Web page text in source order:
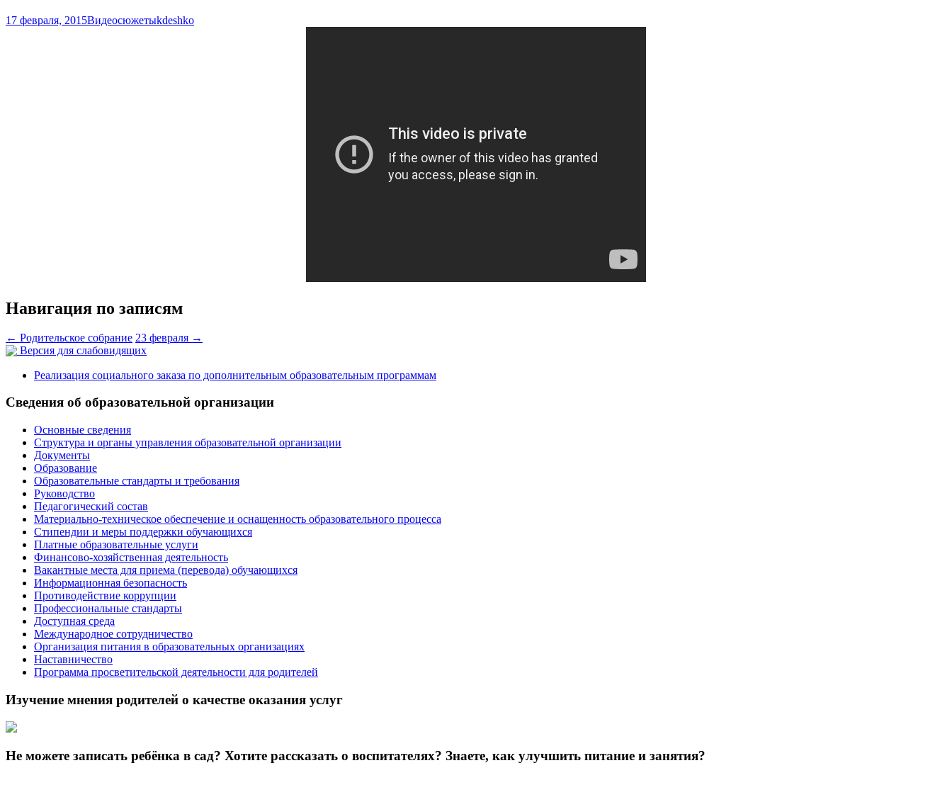
17 февраля, 2015Видеосюжетыkdeshko
Навигация по записям
← Родительское собрание 23 февраля →
Версия для слабовидящих
Реализация социального заказа по дополнительным образовательным программам
Сведения об образовательной организации
Основные сведения
Структура и органы управления образовательной организации
Документы
Образование
Образовательные стандарты и требования
Руководство
Педагогический состав
Материально-техническое обеспечение и оснащенность образовательного процесса
Стипендии и меры поддержки обучающихся
Платные образовательные услуги
Финансово-хозяйственная деятельность
Вакантные места для приема (перевода) обучающихся
Информационная безопасность
Противодействие коррупции
Профессиональные стандарты
Доступная среда
Международное сотрудничество
Организация питания в образовательных организациях
Наставничество
Программа просветительской деятельности для родителей
Изучение мнения родителей о качестве оказания услуг
Не можете записать ребёнка в сад? Хотите рассказать о воспитателях? Знаете, как улучшить питание и занятия?